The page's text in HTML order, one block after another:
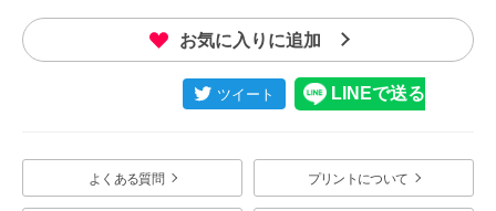
お気に入りに追加
よくある質問 プリントについて